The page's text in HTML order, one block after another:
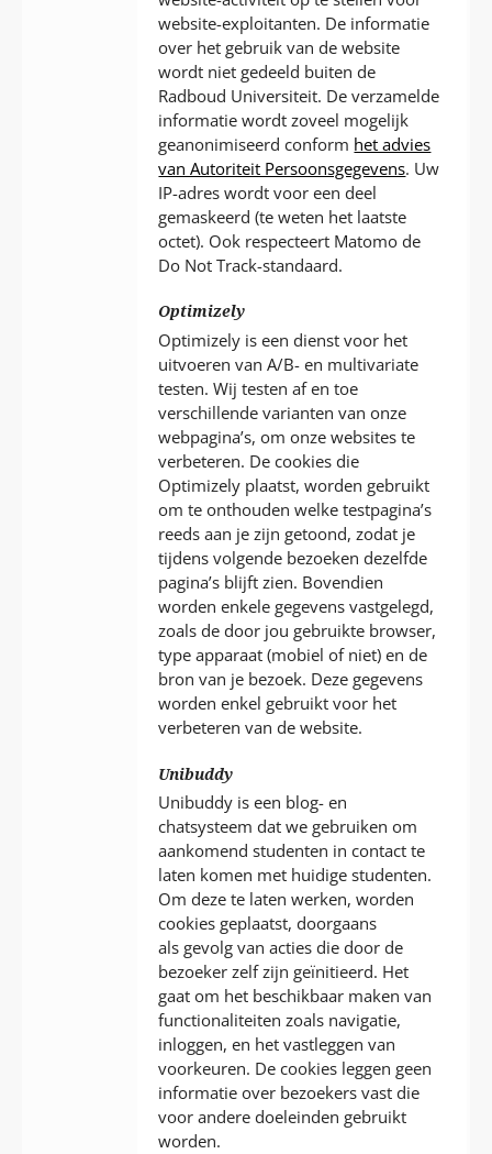
website-exploitanten. De informatie
over het gebruik van de website
wordt niet gedeeld buiten de
Radboud Universiteit. De verzamelde
informatie wordt zoveel mogelijk
geanonimiseerd conform het advies
van Autoriteit Persoonsgegevens. Uw
IP-adres wordt voor een deel
gemaskeerd (te weten het laatste
octet). Ook respecteert Matomo de
Do Not Track-standaard.
Optimizely
Optimizely is een dienst voor het
uitvoeren van A/B- en multivariate
testen. Wij testen af en toe
verschillende varianten van onze
webpagina’s, om onze websites te
verbeteren. De cookies die
Optimizely plaatst, worden gebruikt
om te onthouden welke testpagina’s
reeds aan je zijn getoond, zodat je
tijdens volgende bezoeken dezelfde
pagina’s blijft zien. Bovendien
worden enkele gegevens vastgelegd,
zoals de door jou gebruikte browser,
type apparaat (mobiel of niet) en de
bron van je bezoek. Deze gegevens
worden enkel gebruikt voor het
verbeteren van de website.
Unibuddy
Unibuddy is een blog- en
chatsysteem dat we gebruiken om
aankomend studenten in contact te
laten komen met huidige studenten.
Om deze te laten werken, worden
cookies geplaatst, doorgaans
als gevolg van acties die door de
bezoeker zelf zijn geïnitieerd. Het
gaat om het beschikbaar maken van
functionaliteiten zoals navigatie,
inloggen, en het vastleggen van
voorkeuren. De cookies leggen geen
informatie over bezoekers vast die
voor andere doeleinden gebruikt
worden.